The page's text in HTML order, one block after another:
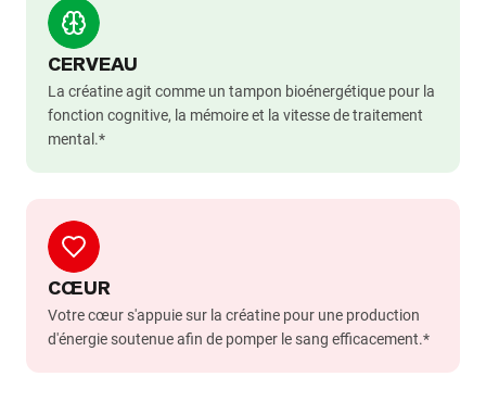
CERVEAU
La créatine agit comme un tampon bioénergétique pour la
fonction cognitive, la mémoire et la vitesse de traitement
mental.*
CŒUR
Votre cœur s'appuie sur la créatine pour une production
d'énergie soutenue afin de pomper le sang efficacement.*